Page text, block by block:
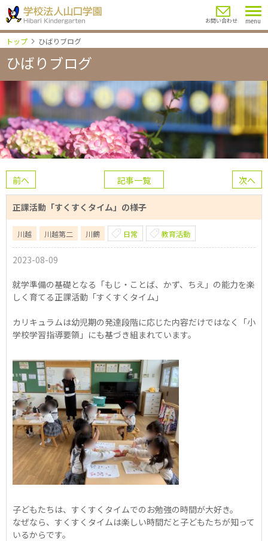
menu
お問い合わせ
トップ ひばりブログ
ひばりブログ
前へ 次へ
記事一覧
正課活動「すくすくタイム」の様子
川越 川越第二 川鶴 日常 教育活動
2023-08-09
就学準備の基礎となる「もじ・ことば、かず、ちえ」の能力を楽
しく育てる正課活動「すくすくタイム」
カリキュラムは幼児期の発達段階に応じた内容だけではなく「小
学校学習指導要領」にも基づき組まれています。
子どもたちは、すくすくタイムでのお勉強の時間が大好き。
なぜなら、すくすくタイムは楽しい時間だと子どもたちが知って
いるからです。